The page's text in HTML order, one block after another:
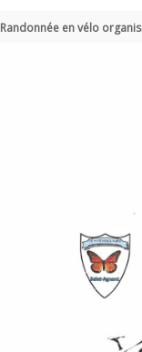
Randonnée en vélo